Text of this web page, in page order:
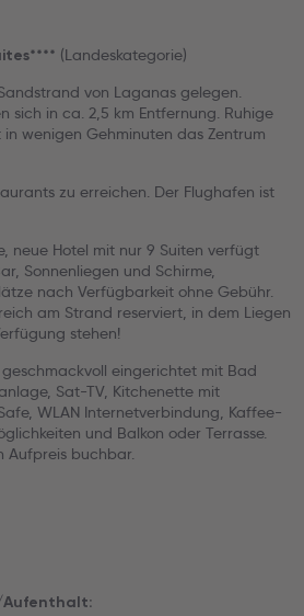
(Landeskategorie)
von Laganas gelegen.
sich in ca. 2,5 km Entfernung. Ruhige
wenigen Gehminuten das Zentrum
zu erreichen. Der Flughafen ist
neue Hotel mit nur 9 Suiten verfügt
Sonnenliegen und Schirme,
nach Verfügbarkeit ohne Gebühr.
am Strand reserviert, in dem Liegen
stehen!
geschmackvoll eingerichtet mit Bad
Sat-TV, Kitchenette mit
WLAN Internetverbindung, Kaffee-
und Balkon oder Terrasse.
Aufpreis buchbar.
Aufenthalt: